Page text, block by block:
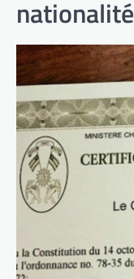
nationalité